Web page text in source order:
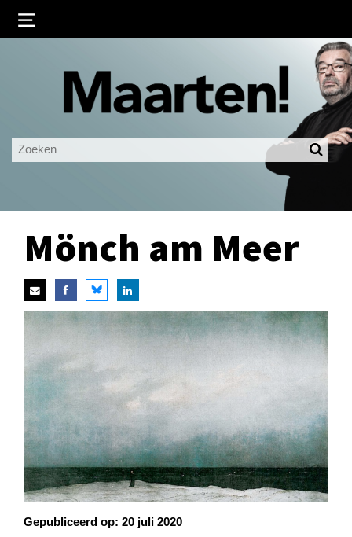
Ingelogd blijven
LOGIN
Mönch am Meer
Gepubliceerd op: 20 juli 2020